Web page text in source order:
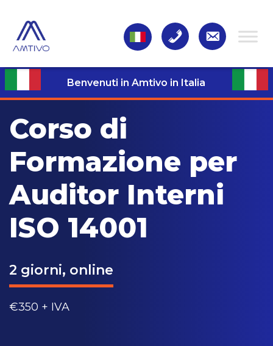
Benvenuti in Amtivo in Italia
Corso di
Formazione per
Auditor Interni
ISO 14001
2 giorni, online
€350 + IVA